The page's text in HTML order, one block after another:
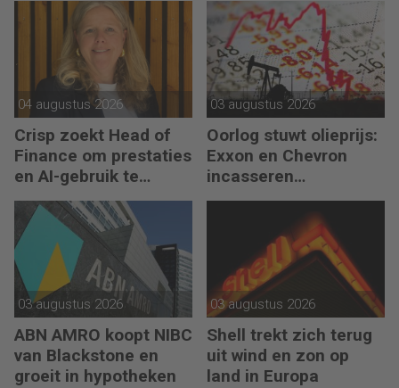
04 augustus 2026
Crisp zoekt Head of
Finance om prestaties
en AI-gebruik te
versnellen
03 augustus 2026
Oorlog stuwt olieprijs:
Exxon en Chevron
incasseren
miljardenwinsten
03 augustus 2026
ABN AMRO koopt NIBC
van Blackstone en
groeit in hypotheken
03 augustus 2026
Shell trekt zich terug
uit wind en zon op
land in Europa